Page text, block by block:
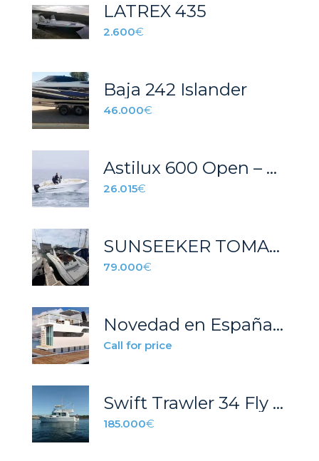
LATREX 435
2.600€
Baja 242 Islander
46.000€
Astilux 600 Open – Exclusiva
26.015€
SUNSEEKER TOMAHAWK 41
79.000€
Novedad en España vea nuestros minimo boats casa-barco
Call for price
Swift Trawler 34 Fly – 055P
185.000€